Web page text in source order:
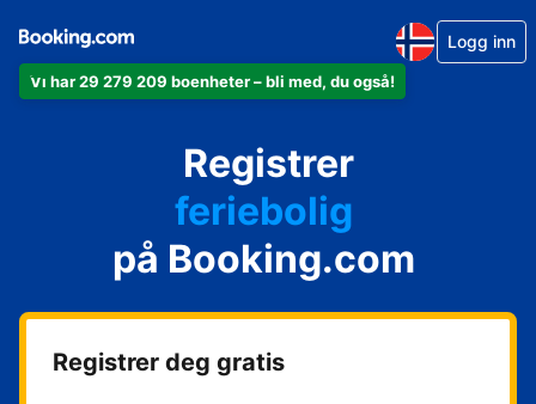
Vi har 29 279 209 boenheter – bli med, du også!
Logg inn
Registrer
leiligheten din
hotellet ditt
feriebolig
gjestgiveriet ditt
rorbua di
på Booking.com
Registrer deg gratis